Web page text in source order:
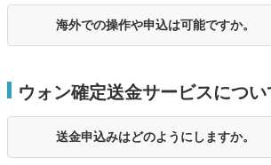
海外での操作や申込は可能ですか。
ウォン確定送金サービスについ
送金申込みはどのようにしますか。